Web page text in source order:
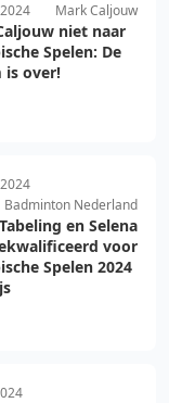
Mark Caljouw
niet naar
Spelen: De
is over!
Badminton Nederland
en Selena
voor
Spelen 2024